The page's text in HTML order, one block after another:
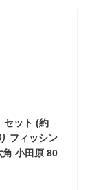
セット (約
フィッシン
角 小田原 80